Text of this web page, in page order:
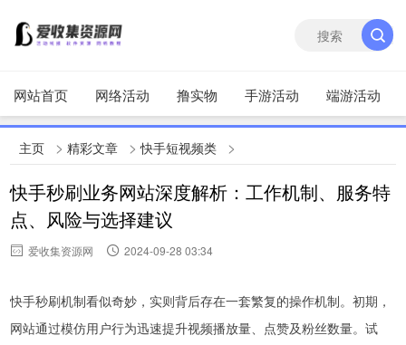
网站首页 网络活动 撸实物 手游活动 端游活动
主页 >精彩文章 >快手短视频类 >
快手秒刷业务网站深度解析：工作机制、服务特
点、风险与选择建议
爱收集资源网 2024-09-28 03:34
快手秒刷机制看似奇妙，实则背后存在一套繁复的操作机制。初期，
网站通过模仿用户行为迅速提升视频播放量、点赞及粉丝数量。试